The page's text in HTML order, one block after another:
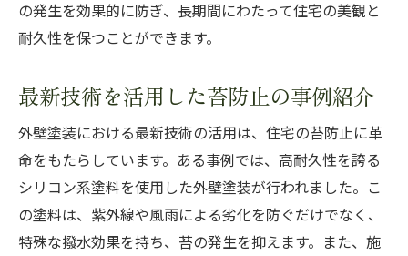
外壁塗装の苔防止効果で得られる耐久性
苔を防ぐための外壁塗装の実践的な選び方と施
実践的な苔防止塗装の選び方ガイド
苔防止に適した外壁塗装の施工技術
苔防止外壁塗装の選び方と施工のポイント
外壁塗装で苔を防ぐための具体的方法
外壁塗装の施工技術で実現する苔防止
の発生を効果的に防ぎ、長期間にわたって住宅の美観と
耐久性を保つことができます。
最新技術を活用した苔防止の事例紹介
外壁塗装における最新技術の活用は、住宅の苔防止に革
命をもたらしています。ある事例では、高耐久性を誇る
シリコン系塗料を使用した外壁塗装が行われました。こ
の塗料は、紫外線や風雨による劣化を防ぐだけでなく、
特殊な撥水効果を持ち、苔の発生を抑えます。また、施